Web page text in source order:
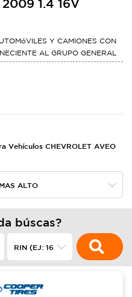
1.4 16V
Y CAMIONES CON
AL GRUPO GENERAL
DE 1911,2​ EN LOS ESTADOS
Vehículos CHEVROLET AVEO
búscas?